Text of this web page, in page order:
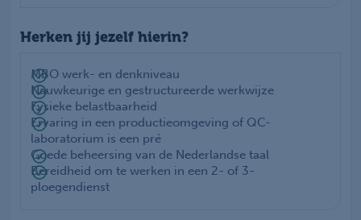
Herken jij jezelf hierin?
MBO werk- en denkniveau
Nauwkeurige en gestructureerde werkwijze
Fysieke belastbaarheid
Ervaring in een productieomgeving of QC-
laboratorium is een pré
Goede beheersing van de Nederlandse taal
Bereidheid om te werken in een 2- of 3-
ploegendienst